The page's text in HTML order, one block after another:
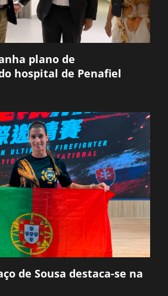
plano de
hospital de Penafiel
de Sousa destaca-se na